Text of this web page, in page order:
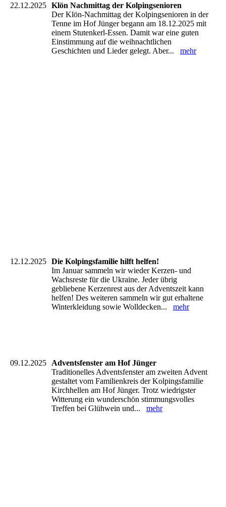
22.12.2025 Klön Nachmittag der Kolpingsenioren
Der Klön-Nachmittag der Kolpingsenioren in der
Tenne im Hof Jünger begann am 18.12.2025 mit
einem Stutenkerl-Essen. Damit war eine guten
Einstimmung auf die weihnachtlichen
Geschichten und Lieder gelegt. Aber... mehr
12.12.2025 Die Kolpingsfamilie hilft helfen!
Im Januar sammeln wir wieder Kerzen- und
Wachsreste für die Ukraine. Jeder übrig
gebliebene Kerzenrest aus der Adventszeit kann
helfen! Des weiteren sammeln wir gut erhaltene
Winterkleidung sowie Wolldecken... mehr
09.12.2025
Adventsfenster am Hof Jünger
Traditionelles Adventsfenster am zweiten Advent
gestaltet vom Familienkreis der Kolpingsfamilie
Kirchhellen am Hof Jünger. Trotz wiedrigster
Witterung ein wunderschön stimmungsvolles
Treffen bei Glühwein und... mehr